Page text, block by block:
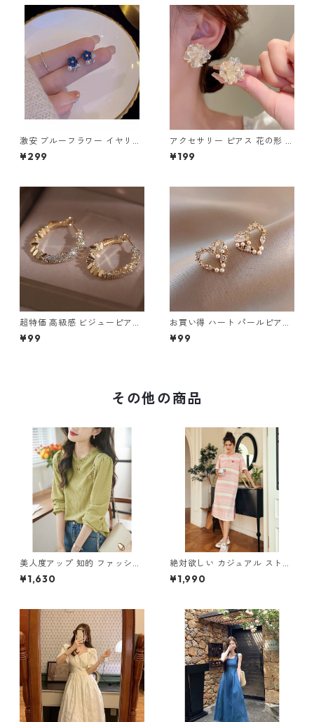
激安 ブルーフラワー イヤリン
グ 真珠ピアス m-348
¥299
アクセサリー ピアス 花の形 特
別なデザイン エレガント ピア
ス m-327
¥199
超特価 高級感 ビジューピアス
m-316
¥99
お買い得 ハート パールピアス
m-315
¥99
その他の商品
美人度アップ 知的 ファッショ
ン Tシャツ ブラウス m-249
¥1,630
絶対欲しい カジュアル ストラ
イプ柄 刺繍 ニットワンピース
m-272
¥1,990